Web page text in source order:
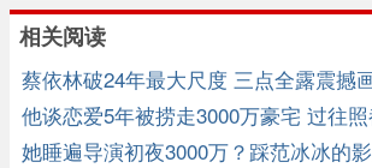
相关阅读
蔡依林破24年最大尺度 三点全露震撼
他谈恋爱5年被捞走3000万豪宅 过往
她睡遍导演初夜3000万？踩范冰冰的